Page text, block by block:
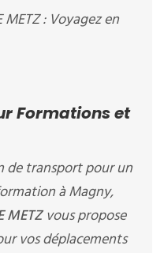
METZ : Voyagez en
Formations et
de transport pour un
à Magny,
METZvous propose
vos déplacements